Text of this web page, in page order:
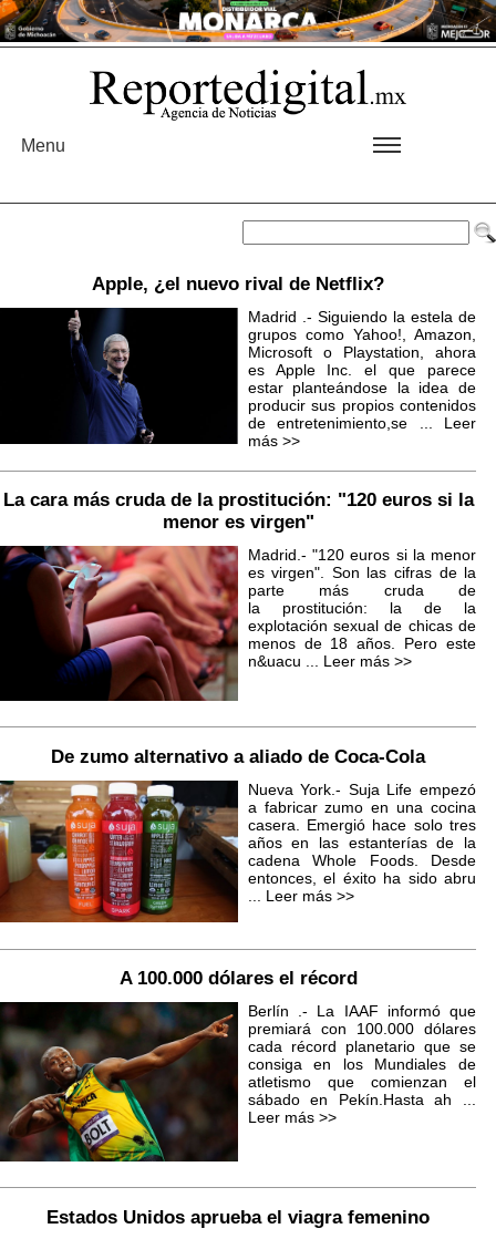
Menu
Apple, ¿el nuevo rival de Netflix?
Madrid .- Siguiendo la estela de
grupos como Yahoo!, Amazon,
Microsoft o Playstation, ahora
es Apple Inc. el que parece
estar planteándose la idea de
producir sus propios contenidos
de entretenimiento,se ... Leer
más >>
La cara más cruda de la prostitución: "120 euros si la
menor es virgen"
Madrid.- "120 euros si la menor
es virgen". Son las cifras de la
parte más cruda de
la prostitución: la de la
explotación sexual de chicas de
menos de 18 años. Pero este
n&uacu ... Leer más >>
De zumo alternativo a aliado de Coca-Cola
Nueva York.- Suja Life empezó
a fabricar zumo en una cocina
casera. Emergió hace solo tres
años en las estanterías de la
cadena Whole Foods. Desde
entonces, el éxito ha sido abru
Leer más >>
A 100.000 dólares el récord
Berlín .- La IAAF informó que
premiará con 100.000 dólares
cada récord planetario que se
consiga en los Mundiales de
atletismo que comienzan el
sábado en Pekín.Hasta ah ...
Leer más >>
Estados Unidos aprueba el viagra femenino